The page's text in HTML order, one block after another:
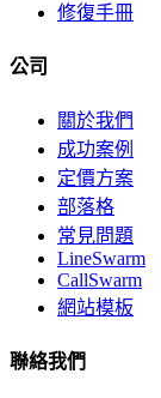
修復手冊
公司
關於我們
成功案例
定價方案
部落格
常見問題
LineSwarm
CallSwarm
網站模板
聯絡我們